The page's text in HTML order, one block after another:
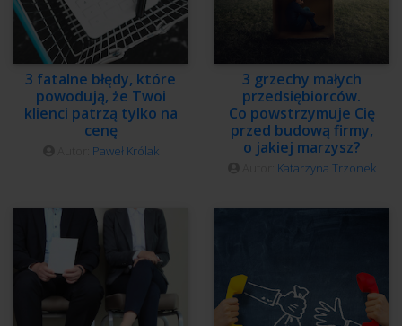
3 fatalne błędy, które
powodują, że Twoi
klienci patrzą tylko na
cenę
Paweł Królak
3 grzechy małych
przedsiębiorców.
Co powstrzymuje Cię
przed budową firmy,
o jakiej marzysz?
Katarzyna Trzonek